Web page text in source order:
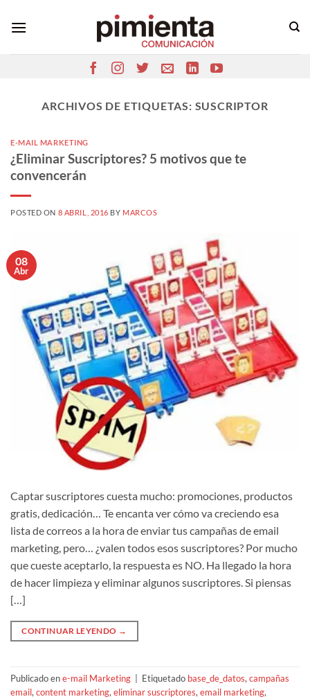
ARCHIVOS DE ETIQUETAS: SUSCRIPTOR
E-MAIL MARKETING
¿Eliminar Suscriptores? 5 motivos que te
convencerán
POSTED ON 8 ABRIL, 2016 BY MARCOS
08
Abr
Captar suscriptores cuesta mucho: promociones, productos
gratis, dedicación… Te encanta ver cómo va creciendo esa
lista de correos a la hora de enviar tus campañas de email
marketing, pero… ¿valen todos esos suscriptores? Por mucho
que cueste aceptarlo, la respuesta es NO. Ha llegado la hora
de hacer limpieza y eliminar algunos suscriptores. Si piensas
[…]
CONTINUAR LEYENDO →
Publicado ene-mail Marketing Etiquetado base_de_datos,campañas
email,content marketing,eliminar suscriptores,email marketing,